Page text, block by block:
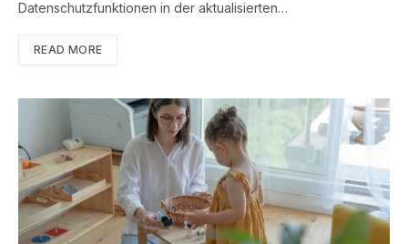
Datenschutzfunktionen in der aktualisierten…
READ MORE